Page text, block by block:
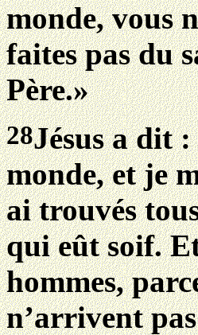
monde, vous
faites pas du
Père.»
28Jésus a dit
monde, et je
ai trouvés
qui eût soif.
hommes,
n’arrivent